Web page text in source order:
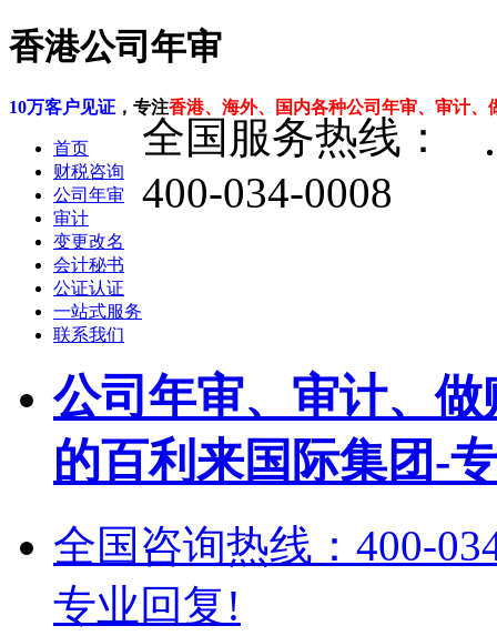
香港公司年审
10万客户见证 ，专注香港、海外、国内各种公司年审、审计、
首页
财税咨询
公司年审
审计
变更改名
会计秘书
公证认证
一站式服务
联系我们
全国服务热线：
400-034-0008
公司年审、审计、
的百利来国际集团-
全国咨询热线：400-
专业回复!